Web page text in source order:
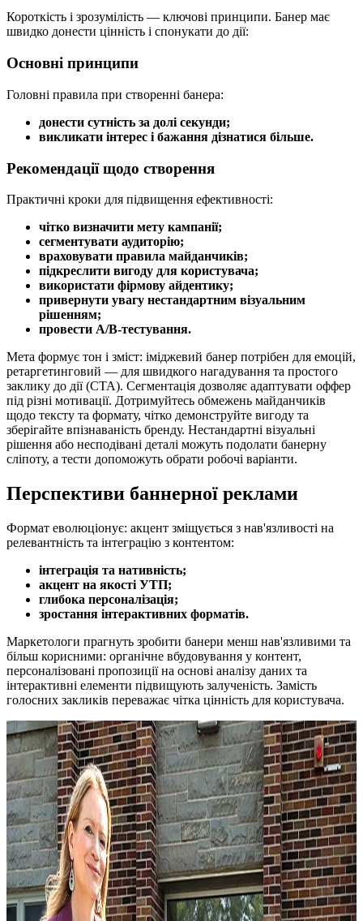
Короткість і зрозумілість — ключові принципи. Банер має
швидко донести цінність і спонукати до дії:
Основні принципи
Головні правила при створенні банера:
донести сутність за долі секунди;
викликати інтерес і бажання дізнатися більше.
Рекомендації щодо створення
Практичні кроки для підвищення ефективності:
чітко визначити мету кампанії;
сегментувати аудиторію;
враховувати правила майданчиків;
підкреслити вигоду для користувача;
використати фірмову айдентику;
привернути увагу нестандартним візуальним
рішенням;
провести A/B‑тестування.
Мета формує тон і зміст: іміджевий банер потрібен для емоцій,
ретаргетинговий — для швидкого нагадування та простого
заклику до дії (CTA). Сегментація дозволяє адаптувати оффер
під різні мотивації. Дотримуйтесь обмежень майданчиків
щодо тексту та формату, чітко демонструйте вигоду та
зберігайте впізнаваність бренду. Нестандартні візуальні
рішення або несподівані деталі можуть подолати банерну
сліпоту, а тести допоможуть обрати робочі варіанти.
Перспективи баннерної реклами
Формат еволюціонує: акцент зміщується з нав'язливості на
релевантність та інтеграцію з контентом:
інтеграція та нативність;
акцент на якості УТП;
глибока персоналізація;
зростання інтерактивних форматів.
Маркетологи прагнуть зробити банери менш нав'язливими та
більш корисними: органічне вбудовування у контент,
персоналізовані пропозиції на основі аналізу даних та
інтерактивні елементи підвищують залученість. Замість
голосних закликів переважає чітка цінність для користувача.